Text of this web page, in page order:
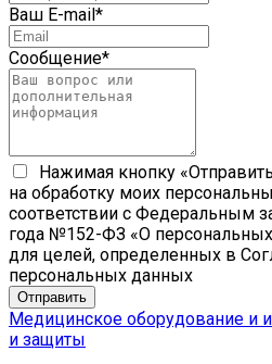
Ваш E-mail*
Сообщение*
Нажимая кнопку
на обработку моих
соответствии с Федеральным
года №152-ФЗ «О
для целей, определенных в
персональных данных
Медицинское оборудование и
и защиты